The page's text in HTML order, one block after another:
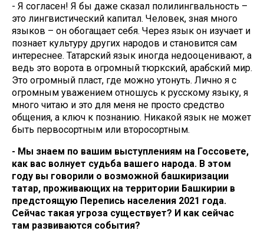
- Я согласен! Я бы даже сказал полилингвальность –
это лингвистический капитал. Человек, зная много
языков – он обогащает себя. Через язык он изучает и
познает культуру других народов и становится сам
интереснее. Татарский язык иногда недооценивают, а
ведь это ворота в огромный тюркский, арабский мир.
Это огромный пласт, где можно утонуть. Лично я с
огромным уважением отношусь к русскому языку, я
много читаю и это для меня не просто средство
общения, а ключ к познанию. Никакой язык не может
быть первосортным или второсортным.
- Мы знаем по вашим выступлениям на Госсовете,
как вас волнует судьба вашего народа. В этом
году вы говорили о возможной башкиризации
татар, проживающих на территории Башкирии в
предстоящую Перепись населения 2021 года.
Сейчас такая угроза существует? И как сейчас
там развиваются события?